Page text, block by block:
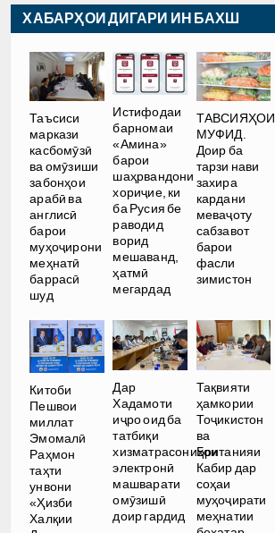
ХАБАРҲОИ ДИГАРИ ИН БАХШ
Таъсиси
маркази
касбомӯзӣ
ва омӯзиши
забонҳои
арабӣ ва
англисӣ
барои
муҳоҷирони
меҳнатӣ
баррасӣ
шуд
Истифодаи
барномаи
«Амина»
барои
шаҳрвандони
хориҷие, ки
ба Русия бе
раводид
ворид
мешаванд,
ҳатмӣ
мегардад
ТАВСИЯҲОИ
МУФИД.
Доир ба
тарзи нави
захира
кардани
меваҷоту
сабзавот
барои
фасли
зимистон
Китоби
Пешвои
миллат
Эмомалӣ
Раҳмон
таҳти
унвони
«Ҳизби
Халқии
Дар
Хадамоти
иҷро оид ба
татбиқи
хизматрасониҳои
электронӣ
машварати
омӯзишӣ
доир гардид
Тақвияти
ҳамкории
Тоҷикистон
ва
Британияи
Кабир дар
соҳаи
муҳоҷирати
меҳнатии